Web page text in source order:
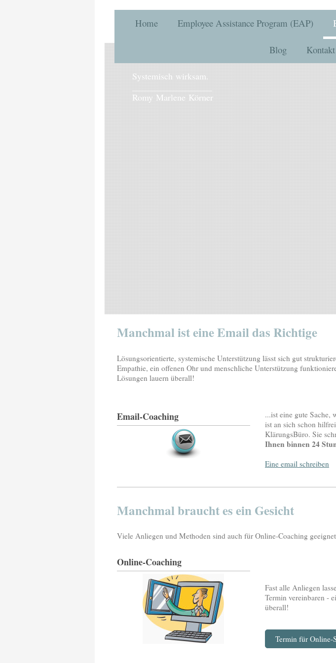
Home Employee Assistance Program (EAP)
Blog Kontakt
Systemisch wirksam.
Romy Marlene Körner
Manchmal ist eine Email das Richtige
Lösungsorientierte, systemische Unterstützung lässt sich gut
Empathie, ein offenen Ohr und menschliche Unterstützung
Lösungen lauern überall!
Email-Coaching
...ist eine gute Sache,
ist an sich schon
KlärungsBüro. Sie
Ihnen binnen 24
Eine email schreiben
Manchmal braucht es ein Gesicht
Viele Anliegen und Methoden sind auch für Online-Coaching
Online-Coaching
Fast alle Anliegen
Termin vereinbaren -
überall!
Termin für Online-